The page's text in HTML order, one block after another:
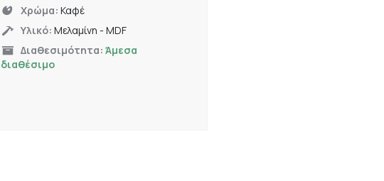
Χρώμα: Καφέ
Υλικό: Μελαμίνη - MDF
Διαθεσιμότητα: Άμεσα
διαθέσιμο